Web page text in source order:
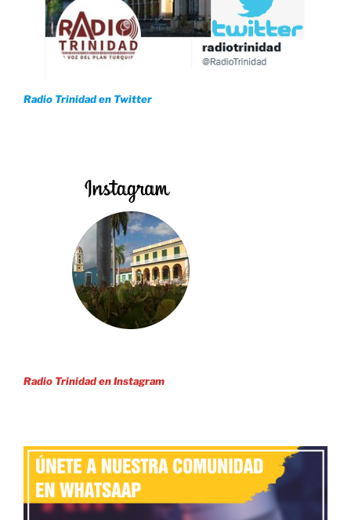
Radio Trinidad en Twitter
Radio Trinidad en Instagram